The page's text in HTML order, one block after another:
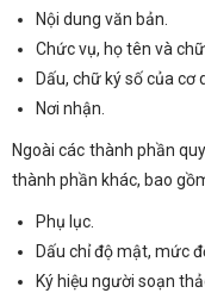
Nội dung văn bản.
Chức vụ, họ tên và
Dấu, chữ ký số của cơ
Nơi nhận.
Ngoài các thành phần
thành phần khác, bao
Phụ lục.
Dấu chỉ độ mật, mức
Ký hiệu người soạn